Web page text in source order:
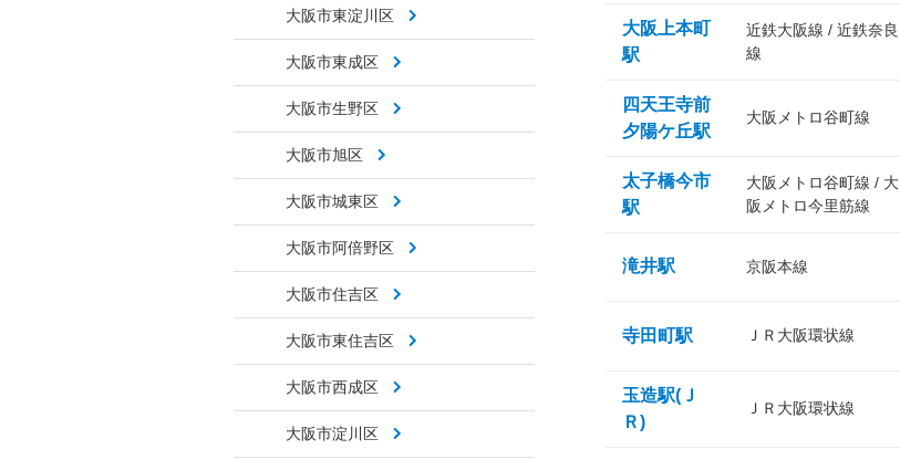
大阪市東淀川区
大阪市東成区
大阪市生野区
大阪市旭区
大阪市城東区
大阪市阿倍野区
大阪市住吉区
大阪市東住吉区
大阪市西成区
大阪市淀川区
大阪上本町
駅
近鉄大阪線 / 近鉄奈良
線
四天王寺前
夕陽ケ丘駅
大阪メトロ谷町線
太子橋今市
駅
大阪メトロ谷町線 / 大
阪メトロ今里筋線
滝井駅 京阪本線
寺田町駅 ＪＲ大阪環状線
玉造駅(Ｊ
Ｒ)
ＪＲ大阪環状線